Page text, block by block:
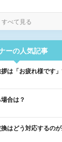
すべて見る
ーの人気記事
は「お疲れ様です
合は？
はどう対応するの